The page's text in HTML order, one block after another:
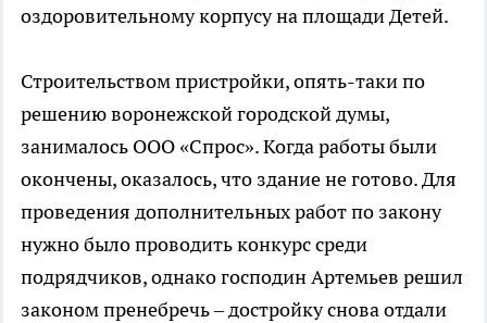
оздоровительному корпусу на площади Детей.
Строительством пристройки, опять-таки по
решению воронежской городской думы,
занималось ООО «Спрос». Когда работы были
окончены, оказалось, что здание не готово. Для
проведения дополнительных работ по закону
нужно было проводить конкурс среди
подрядчиков, однако господин Артемьев решил
законом пренебречь – достройку снова отдали